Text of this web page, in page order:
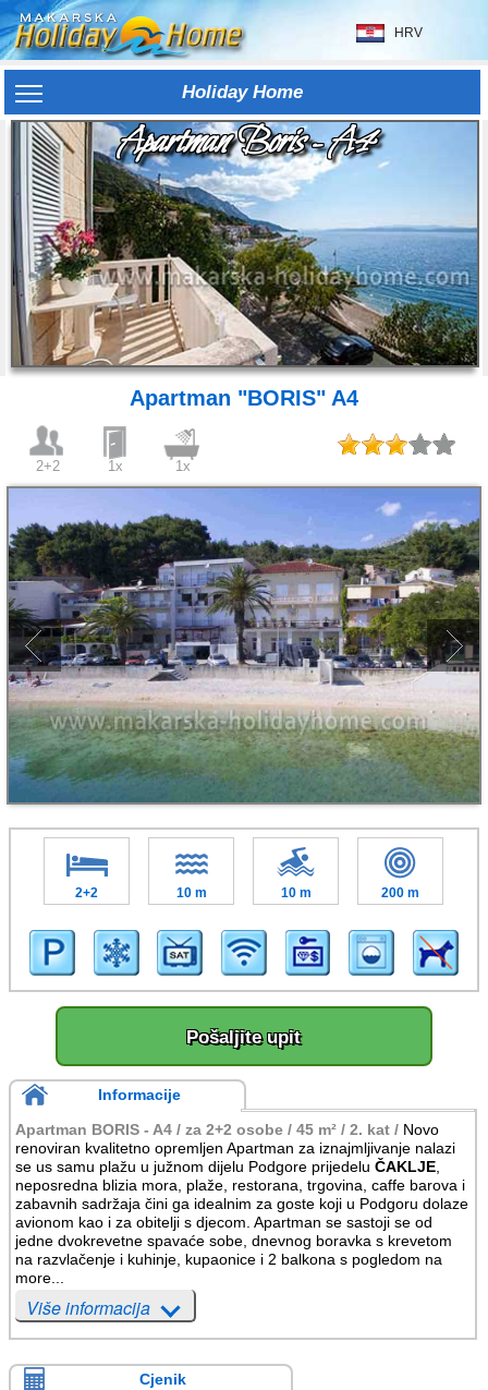
HRV
Holiday Home
Apartman Boris - A4
Apartman "BORIS" A4
2+2 1x 1x
2+2 10 m 10 m 200 m
Pošaljite upit
Informacije
Apartman BORIS - A4 / za 2+2 osobe / 45 m² / 2. kat / Novo
renoviran kvalitetno opremljen Apartman za iznajmljivanje nalazi
se us samu plažu u južnom dijelu Podgore prijedeluČAKLJE,
neposredna blizia mora, plaže, restorana, trgovina, caffe barova i
zabavnih sadržaja čini ga idealnim za goste koji u Podgoru dolaze
avionom kao i za obitelji s djecom. Apartman se sastoji se od
jedne dvokrevetne spavaće sobe, dnevnog boravka s krevetom
na razvlačenje i kuhinje, kupaonice i 2 balkona s pogledom na
more...
Više informacija
Cjenik